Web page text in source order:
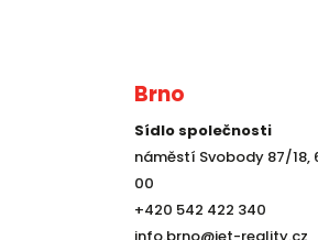
Brno
Sídlo společnosti
náměstí Svobody 87/18,
00
+420 542 422 340